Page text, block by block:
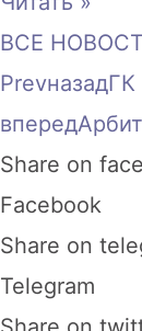
ВСЕ
PrevназадГК
вперед
Share on
Facebook
Share on
Telegram